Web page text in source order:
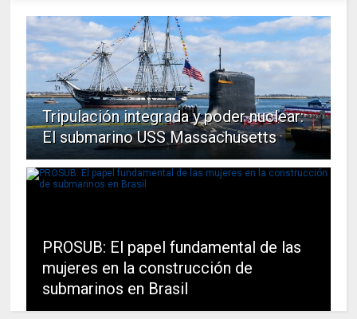
Tripulación integrada y poder nuclear:
El submarino USS Massachusetts
PROSUB: El papel fundamental de las
mujeres en la construcción de
submarinos en Brasil